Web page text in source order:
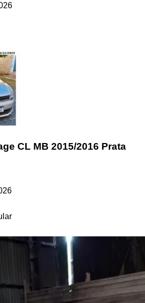
CL MB 2015/2016 Prata